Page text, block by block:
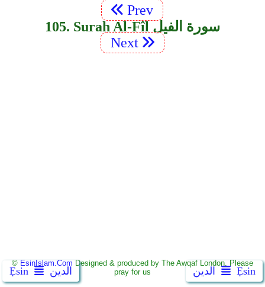
Ẹsin الدين الدين Ẹsin
Prev
105. Surah Al-Fîl سورة الفيل
Next
©EsinIslam.ComDesigned & produced by The Awqaf London. Please
pray for us